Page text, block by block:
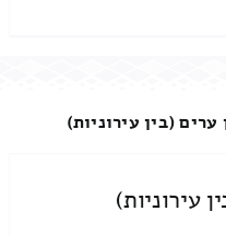
(בין עירוניות)
עירוניות)